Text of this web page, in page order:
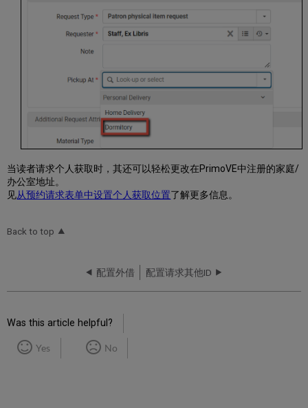
当读者请求个人获取时，其还可以轻松更改在PrimoVE中注册的家庭/
办公室地址。
见从预约请求表单中设置个人获取位置了解更多信息。
Back to top
配置外借 配置请求其他ID
Was this article helpful?
Yes No